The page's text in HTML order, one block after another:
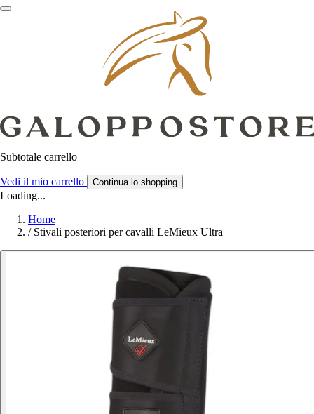
Subtotale carrello
Vedi il mio carrello Continua lo shopping
Loading...
Home
/ Stivali posteriori per cavalli LeMieux Ultra